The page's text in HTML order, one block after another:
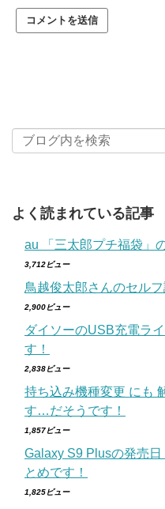
よく読まれている記事
au 「三太郎プチ福袋」
3,712ビュー
鳥越俊太郎さんのセルフ
2,900ビュー
ダイソーのUSB充電ラ
す！
2,838ビュー
持ち込み機種変更 にも
す…だそうです！
1,857ビュー
Galaxy S9 Plusの発売
とめです！
1,825ビュー